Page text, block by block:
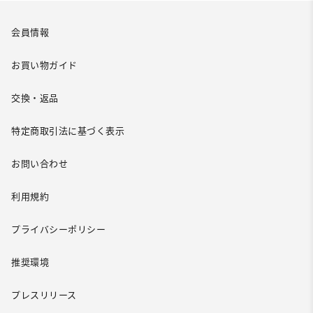
会員情報
お買い物ガイド
交換・返品
特定商取引法に基づく表示
お問い合わせ
利用規約
プライバシーポリシー
推奨環境
プレスリリース